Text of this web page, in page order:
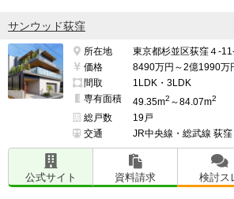
サンウッド荻窪
所在地
東京都杉並区荻窪４-
価格
8490万円～2億1990万
間取
1LDK・3LDK
専有面積
49.35m2 ～84.07m2
総戸数
19戸
交通
JR中央線・総武線 荻
公式サイト 資料請求 検討ス